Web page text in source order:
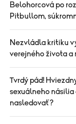
Belohorcová po
Pitbullom,
Nezvládla kritiku
verejného života a
Tvrdý pád!
sexuálneho
nasledovať?